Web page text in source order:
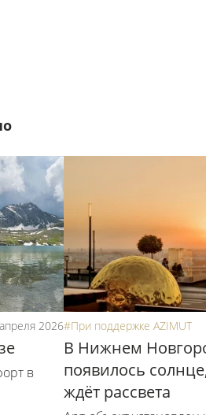
2026
в
#При поддержке AZIMUT
В Нижнем
появилось
ждёт рассвета